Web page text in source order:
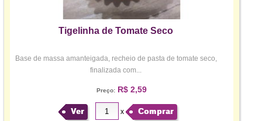
Tigelinha de Tomate Seco
Base de massa amanteigada, recheio de pasta de tomate seco,
finalizada com...
Preço:R$ 2,59
Ver x Comprar